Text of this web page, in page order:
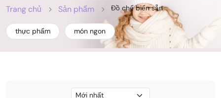
Trang chủ Sản phẩm Đồ chế biến sẵn
thực phẩm món ngon